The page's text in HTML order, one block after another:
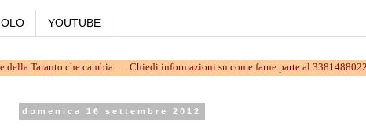
YOUTUBE
che cambia...... Chiedi informazioni su come farne parte al 3381488022
domenica 16 settembre 2012